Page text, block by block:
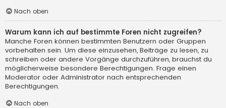
Nach oben
Warum kann ich auf bestimmte Foren nicht zugreifen?
Manche Foren können bestimmten Benutzern oder Gruppen
vorbehalten sein. Um diese einzusehen, Beiträge zu lesen, zu
schreiben oder andere Vorgänge durchzuführen, brauchst du
möglicherweise besondere Berechtigungen. Frage einen
Moderator oder Administrator nach entsprechenden
Berechtigungen.
Nach oben